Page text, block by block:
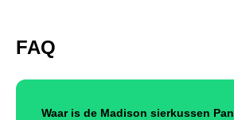
FAQ
Waar is de Madison sierkussen